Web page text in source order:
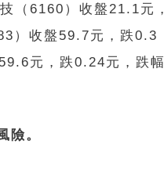
（6160）收盤21.1元，
）收盤59.7元，跌0.3
元，跌0.24元，跌幅
險。